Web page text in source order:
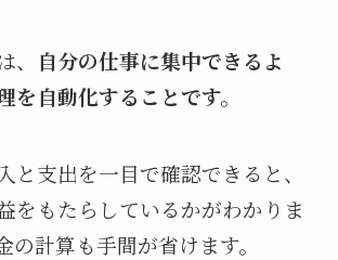
自分の仕事に集中できるよ
を自動化することです。
と支出を一目で確認できると、
をもたらしているかがわかりま
の計算も手間が省けます。